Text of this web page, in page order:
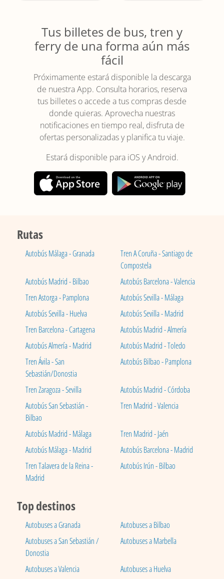
Tus billetes de bus, tren y
ferry de una forma aún más
fácil
Próximamente estará disponible la descarga
de nuestra App. Consulta horarios, reserva
tus billetes o accede a tus compras desde
donde quieras. Aprovecha nuestras
notificaciones en tiempo real, disfruta de
ofertas personalizadas y planifica tu viaje.
Estará disponible para iOS y Android.
Rutas
Autobús Málaga - Granada
Tren A Coruña - Santiago de
Compostela
Autobús Madrid - Bilbao
Autobús Barcelona - Valencia
Tren Astorga - Pamplona
Autobús Sevilla - Málaga
Autobús Sevilla - Huelva
Autobús Sevilla - Madrid
Tren Barcelona - Cartagena
Autobús Madrid - Almería
Autobús Almería - Madrid
Autobús Madrid - Toledo
Tren Ávila - San
Sebastián/Donostia
Autobús Bilbao - Pamplona
Tren Zaragoza - Sevilla
Autobús Madrid - Córdoba
Autobús San Sebastián -
Bilbao
Tren Madrid - Valencia
Autobús Madrid - Málaga
Tren Madrid - Jaén
Autobús Málaga - Madrid
Autobús Barcelona - Madrid
Tren Talavera de la Reina -
Madrid
Autobús Irún - Bilbao
Top destinos
Autobuses a Granada
Autobuses a Bilbao
Autobuses a San Sebastián /
Donostia
Autobuses a Marbella
Autobuses a Valencia
Autobuses a Huelva